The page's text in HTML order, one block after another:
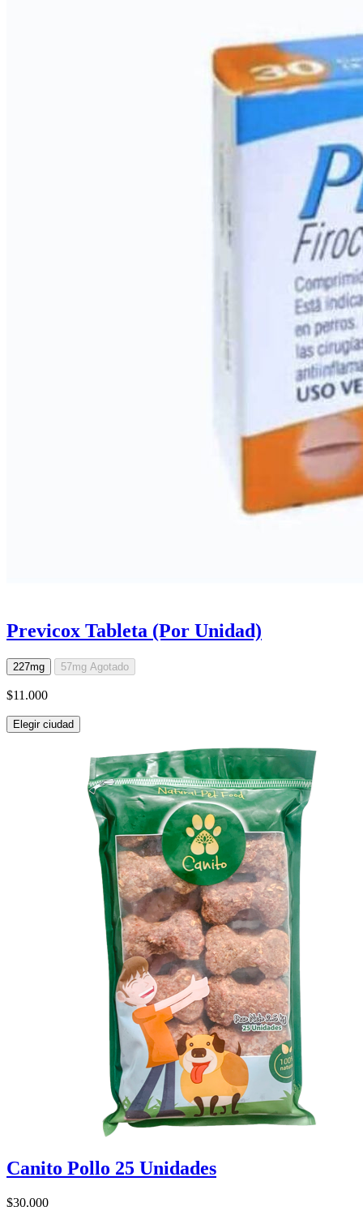
Previcox Tableta (Por Unidad)
227mg 57mg Agotado
$11.000
Elegir ciudad
Canito Pollo 25 Unidades
$30.000